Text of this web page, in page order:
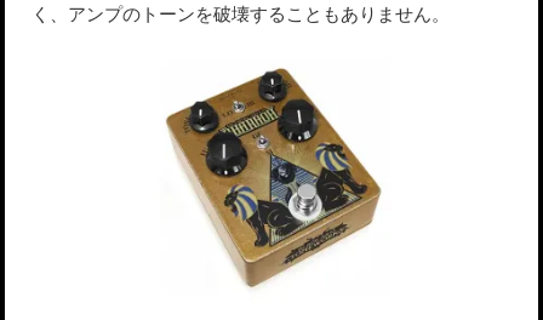
く、アンプのトーンを破壊することもありません。